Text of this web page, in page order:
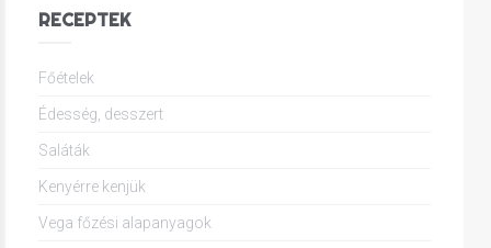
RECEPTEK
Főételek
Édesség, desszert
Saláták
Kenyérre kenjük
Vega főzési alapanyagok